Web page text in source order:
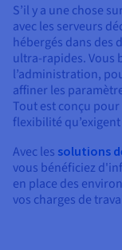
S’il y a une chose
avec les serveurs
hébergés dans des
ultra-rapides. Vous
l’administration,
affiner les
Tout est conçu
flexibilité
Avec les solutions
vous bénéficiez
en place des
vos charges de